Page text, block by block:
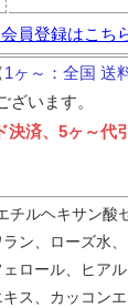
員登録はこち
1ヶ～：全国 送
います。
決済、5ヶ～代
ルヘキサン酸
ン、ローズ水
ロール、ヒア
ス、カッコン